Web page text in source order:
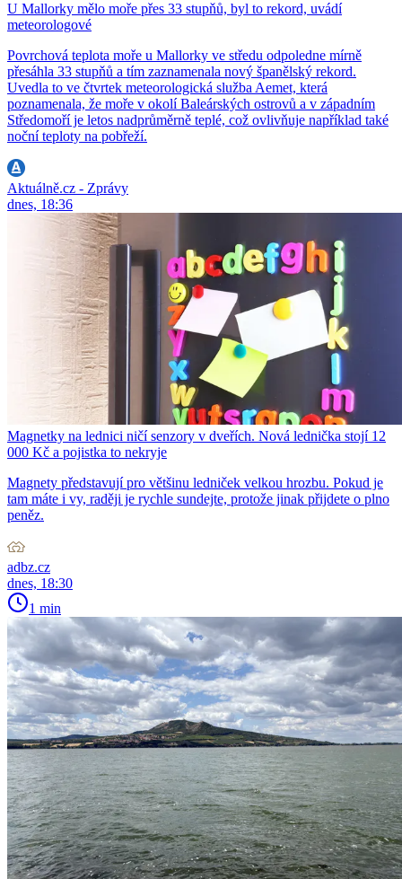
U Mallorky mělo moře přes 33 stupňů, byl to rekord, uvádí
meteorologové
Povrchová teplota moře u Mallorky ve středu odpoledne mírně
přesáhla 33 stupňů a tím zaznamenala nový španělský rekord.
Uvedla to ve čtvrtek meteorologická služba Aemet, která
poznamenala, že moře v okolí Baleárských ostrovů a v západním
Středomoří je letos nadprůměrně teplé, což ovlivňuje například také
noční teploty na pobřeží.
Aktuálně.cz - Zprávy
dnes, 18:36
Magnetky na lednici ničí senzory v dveřích. Nová lednička stojí 12
000 Kč a pojistka to nekryje
Magnety představují pro většinu ledniček velkou hrozbu. Pokud je
tam máte i vy, raději je rychle sundejte, protože jinak přijdete o plno
peněz.
adbz.cz
dnes, 18:30
1 min